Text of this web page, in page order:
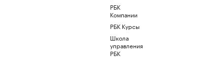
РБК
Компании
РБК Курсы
Школа
управления
РБК